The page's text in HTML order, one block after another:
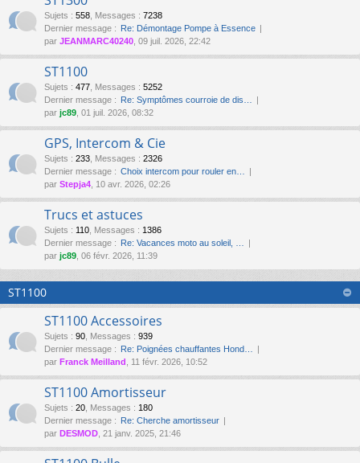
Sujets : 558 Messages : 7238
Dernier message : Re: Démontage Pompe à Essence
par JEANMARC40240 , 09 juil. 2026, 22:42
ST1100
Sujets : 477 Messages : 5252
Dernier message : Re: Symptômes courroie de dis…
par jc89 , 01 juil. 2026, 08:32
GPS, Intercom & Cie
Sujets : 233 Messages : 2326
Dernier message : Choix intercom pour rouler en…
par Stepja4 , 10 avr. 2026, 02:26
Trucs et astuces
Sujets : 110 Messages : 1386
Dernier message : Re: Vacances moto au soleil, …
par jc89 , 06 févr. 2026, 11:39
ST1100
ST1100 Accessoires
Sujets : 90 Messages : 939
Dernier message : Re: Poignées chauffantes Hond…
par Franck Meilland , 11 févr. 2026, 10:52
ST1100 Amortisseur
Sujets : 20 Messages : 180
Dernier message : Re: Cherche amortisseur
par DESMOD , 21 janv. 2025, 21:46